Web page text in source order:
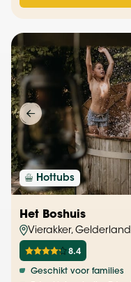
Hottubs
Het Boshuis
Vierakker, Gelderland
8.4
Geschikt voor families